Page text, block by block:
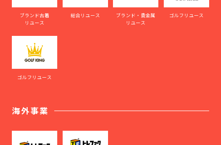
ブランド古着
リユース
総合リユース
ブランド・貴金属
リユース
ゴルフリユース
ゴルフリユース
海外事業